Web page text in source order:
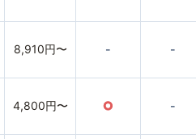
8,910円〜 - -
4,800円〜 ○ -